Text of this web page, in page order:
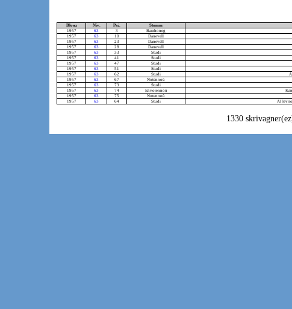
Bloaz
Niv. Paj. Stumm
1957
63 3 Barzhoneg
1957
63 10 Danevell
1957
63 23 Danevell
1957
63 28 Danevell
1957
63 33 Studi
1957
63 41 Studi
1957
63 47 Studi
1957
63 51 Studi
1957
63 62 Studi
1957
63 67 Notennoù
1957
63 73 Studi
1957
63 74 Eñvorennoù
1957
63 75 Notennoù
1957
63 64 Studi Al
1330